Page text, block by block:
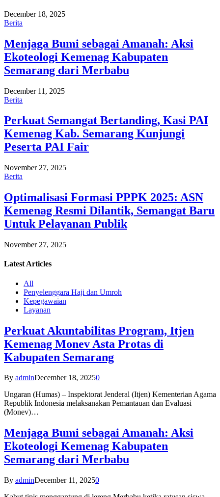
December 18, 2025
Berita
Menjaga Bumi sebagai Amanah: Aksi
Ekoteologi Kemenag Kabupaten
Semarang dari Merbabu
December 11, 2025
Berita
Perkuat Semangat Bertanding, Kasi PAI
Kemenag Kab. Semarang Kunjungi
Peserta PAI Fair
November 27, 2025
Berita
Optimalisasi Formasi PPPK 2025: ASN
Kemenag Resmi Dilantik, Semangat Baru
Untuk Pelayanan Publik
November 27, 2025
Latest Articles
All
Penyelenggara Haji dan Umroh
Kepegawaian
Layanan
Perkuat Akuntabilitas Program, Itjen
Kemenag Monev Asta Protas di
Kabupaten Semarang
By adminDecember 18, 20250
Ungaran (Humas) – Inspektorat Jenderal (Itjen) Kementerian Agama
Republik Indonesia melaksanakan Pemantauan dan Evaluasi
(Monev)…
Menjaga Bumi sebagai Amanah: Aksi
Ekoteologi Kemenag Kabupaten
Semarang dari Merbabu
By adminDecember 11, 20250